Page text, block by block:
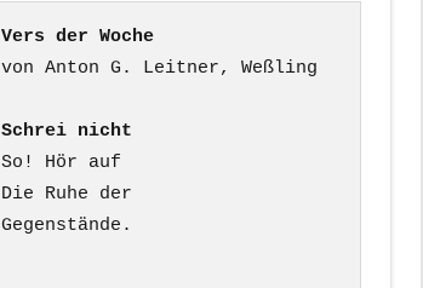
Vers der Woche
Schrei nicht
So! Hör auf
Die Ruhe der
Gegenstände.